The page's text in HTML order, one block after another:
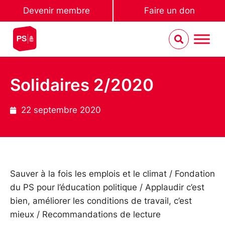
Devenir membre Faire un don
Solidaires 2/2020
22 septembre 2020
Sauver à la fois les emplois et le climat / Fondation
du PS pour l’éducation politique / Applaudir c’est
bien, améliorer les conditions de travail, c’est
mieux / Recommandations de lecture